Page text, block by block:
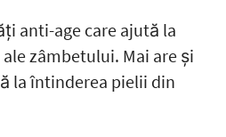
anti-age care ajută la
zâmbetului. Mai are și
la întinderea pielii din